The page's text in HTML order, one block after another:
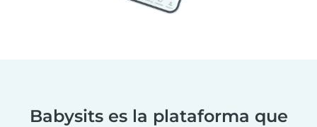
Babysits es la plataforma que